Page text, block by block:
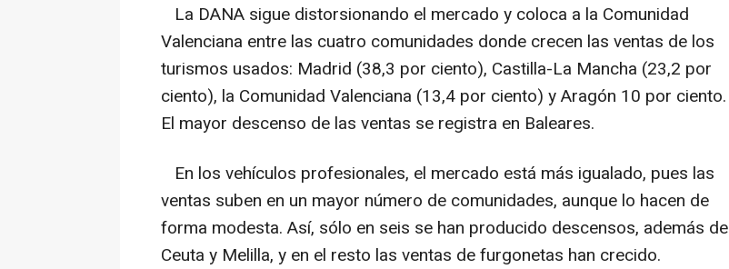
La DANA sigue distorsionando el mercado y coloca a la Comunidad
Valenciana entre las cuatro comunidades donde crecen las ventas de los
turismos usados: Madrid (38,3 por ciento), Castilla-La Mancha (23,2 por
ciento), la Comunidad Valenciana (13,4 por ciento) y Aragón 10 por ciento.
El mayor descenso de las ventas se registra en Baleares.
En los vehículos profesionales, el mercado está más igualado, pues las
ventas suben en un mayor número de comunidades, aunque lo hacen de
forma modesta. Así, sólo en seis se han producido descensos, además de
Ceuta y Melilla, y en el resto las ventas de furgonetas han crecido.